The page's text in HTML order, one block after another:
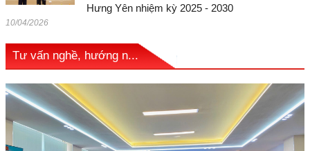
Hưng Yên nhiệm kỳ 2025 - 2030
10/04/2026
Tư vấn nghề, hướng n...